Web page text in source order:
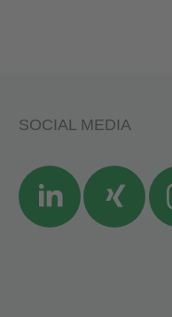
SOCIAL MEDIA